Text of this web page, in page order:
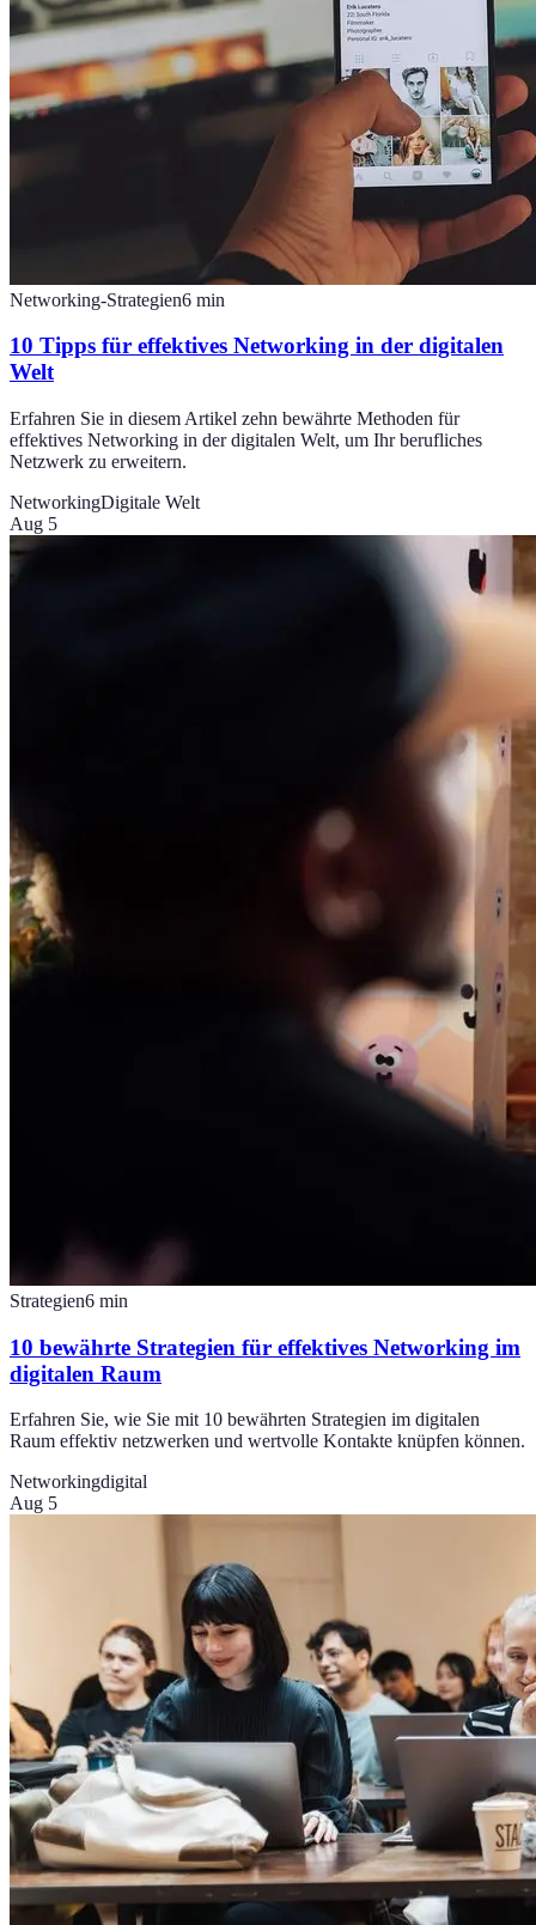
Networking-Strategien6 min
10 Tipps für effektives Networking in der digitalen
Welt
Erfahren Sie in diesem Artikel zehn bewährte Methoden für
effektives Networking in der digitalen Welt, um Ihr berufliches
Netzwerk zu erweitern.
NetworkingDigitale Welt
Aug 5
Strategien6 min
10 bewährte Strategien für effektives Networking im
digitalen Raum
Erfahren Sie, wie Sie mit 10 bewährten Strategien im digitalen
Raum effektiv netzwerken und wertvolle Kontakte knüpfen können.
Networkingdigital
Aug 5